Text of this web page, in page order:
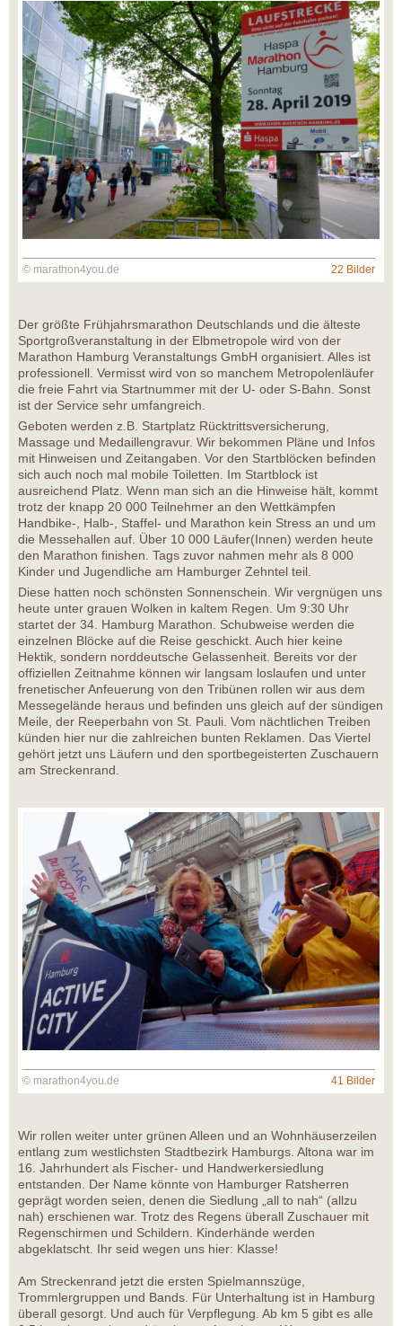
© marathon4you.de 22 Bilder
Der größte Frühjahrsmarathon Deutschlands und die älteste
Sportgroßveranstaltung in der Elbmetropole wird von der
Marathon Hamburg Veranstaltungs GmbH organisiert. Alles ist
professionell. Vermisst wird von so manchem Metropolenläufer
die freie Fahrt via Startnummer mit der U- oder S-Bahn. Sonst
ist der Service sehr umfangreich.
Geboten werden z.B. Startplatz Rücktrittsversicherung,
Massage und Medaillengravur. Wir bekommen Pläne und Infos
mit Hinweisen und Zeitangaben. Vor den Startblöcken befinden
sich auch noch mal mobile Toiletten. Im Startblock ist
ausreichend Platz. Wenn man sich an die Hinweise hält, kommt
trotz der knapp 20 000 Teilnehmer an den Wettkämpfen
Handbike-, Halb-, Staffel- und Marathon kein Stress an und um
die Messehallen auf. Über 10 000 Läufer(Innen) werden heute
den Marathon finishen. Tags zuvor nahmen mehr als 8 000
Kinder und Jugendliche am Hamburger Zehntel teil.
Diese hatten noch schönsten Sonnenschein. Wir vergnügen uns
heute unter grauen Wolken in kaltem Regen. Um 9:30 Uhr
startet der 34. Hamburg Marathon. Schubweise werden die
einzelnen Blöcke auf die Reise geschickt. Auch hier keine
Hektik, sondern norddeutsche Gelassenheit. Bereits vor der
offiziellen Zeitnahme können wir langsam loslaufen und unter
frenetischer Anfeuerung von den Tribünen rollen wir aus dem
Messegelände heraus und befinden uns gleich auf der sündigen
Meile, der Reeperbahn von St. Pauli. Vom nächtlichen Treiben
künden hier nur die zahlreichen bunten Reklamen. Das Viertel
gehört jetzt uns Läufern und den sportbegeisterten Zuschauern
am Streckenrand.
© marathon4you.de 41 Bilder
Wir rollen weiter unter grünen Alleen und an Wohnhäuserzeilen
entlang zum westlichsten Stadtbezirk Hamburgs. Altona war im
16. Jahrhundert als Fischer- und Handwerkersiedlung
entstanden. Der Name könnte von Hamburger Ratsherren
geprägt worden seien, denen die Siedlung „all to nah“ (allzu
nah) erschienen war. Trotz des Regens überall Zuschauer mit
Regenschirmen und Schildern. Kinderhände werden
abgeklatscht. Ihr seid wegen uns hier: Klasse!
Am Streckenrand jetzt die ersten Spielmannszüge,
Trommlergruppen und Bands. Für Unterhaltung ist in Hamburg
überall gesorgt. Und auch für Verpflegung. Ab km 5 gibt es alle